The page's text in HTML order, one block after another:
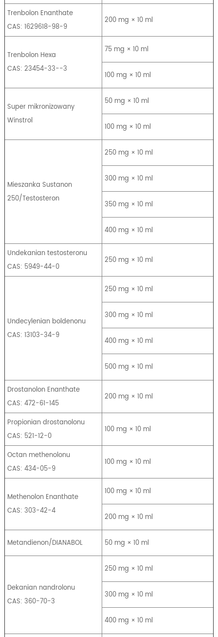
Trenbolon Enanthate
CAS: 1629618-98-9
200 mg × 10 ml
Trenbolon Hexa
CAS: 23454-33--3
75 mg × 10 ml
100 mg × 10 ml
Super mikronizowany
Winstrol
50 mg × 10 ml
100 mg × 10 ml
Mieszanka Sustanon
250/Testosteron
250 mg × 10 ml
300 mg × 10 ml
350 mg × 10 ml
400 mg × 10 ml
Undekanian testosteronu
CAS: 5949-44-0
250 mg × 10 ml
Undecylenian boldenonu
CAS: 13103-34-9
250 mg × 10 ml
300 mg × 10 ml
400 mg × 10 ml
500 mg × 10 ml
Drostanolon Enanthate
CAS: 472-61-145
200 mg × 10 ml
Propionian drostanolonu
CAS: 521-12-0
100 mg × 10 ml
Octan methenolonu
CAS: 434-05-9
100 mg × 10 ml
Methenolon Enanthate
CAS: 303-42-4
100 mg × 10 ml
200 mg × 10 ml
Metandienon/DIANABOL 50 mg × 10 ml
Dekanian nandrolonu
CAS: 360-70-3
250 mg × 10 ml
300 mg × 10 ml
400 mg × 10 ml